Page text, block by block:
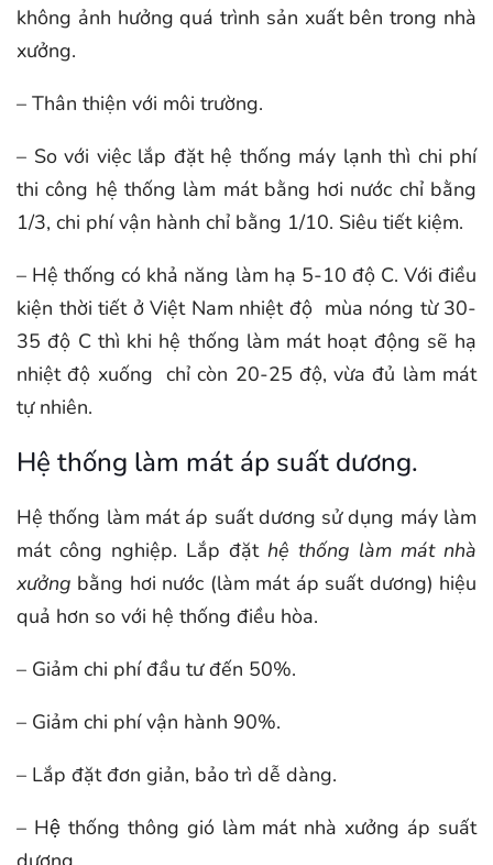
không ảnh hưởng quá trình sản xuất bên trong nhà
xưởng.
– Thân thiện với môi trường.
– So với việc lắp đặt hệ thống máy lạnh thì chi phí
thi công hệ thống làm mát bằng hơi nước chỉ bằng
1/3, chi phí vận hành chỉ bằng 1/10. Siêu tiết kiệm.
– Hệ thống có khả năng làm hạ 5-10 độ C. Với điều
kiện thời tiết ở Việt Nam nhiệt độ mùa nóng từ 30-
35 độ C thì khi hệ thống làm mát hoạt động sẽ hạ
nhiệt độ xuống chỉ còn 20-25 độ, vừa đủ làm mát
tự nhiên.
Hệ thống làm mát áp suất dương.
Hệ thống làm mát áp suất dương sử dụng máy làm
mát công nghiệp. Lắp đặt hệ thống làm mát nhà
xưởng bằng hơi nước (làm mát áp suất dương) hiệu
quả hơn so với hệ thống điều hòa.
– Giảm chi phí đầu tư đến 50%.
– Giảm chi phí vận hành 90%.
– Lắp đặt đơn giản, bảo trì dễ dàng.
– Hệ thống thông gió làm mát nhà xưởng áp suất